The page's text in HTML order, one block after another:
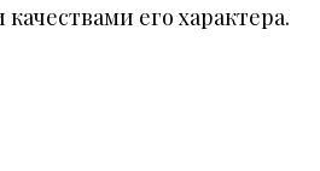
его характера.